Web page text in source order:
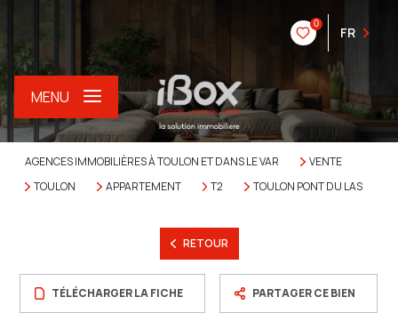
0
FR
MENU
AGENCES IMMOBILIÈRES À TOULON ET DANS LE VAR
VENTE
TOULON
APPARTEMENT T2 TOULON PONT DU LAS
RETOUR
TÉLÉCHARGER LA FICHE PARTAGER CE BIEN